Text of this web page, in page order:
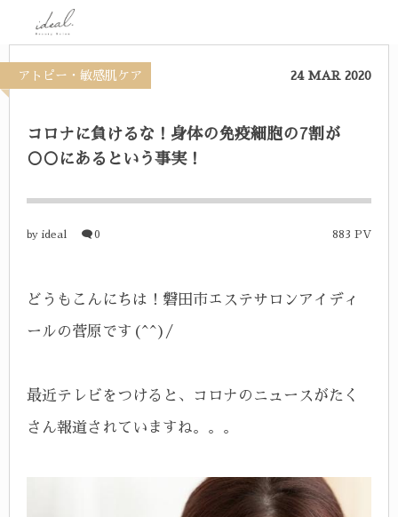
アトピー・敏感肌ケア 24 MAR 2020
コロナに負けるな！身体の免疫細胞の7割が
○○にあるという事実！
by ideal 0 883 PV
どうもこんにちは！磐田市エステサロンアイディ
ールの菅原です(^^)/
最近テレビをつけると、コロナのニュースがたく
さん報道されていますね。。。